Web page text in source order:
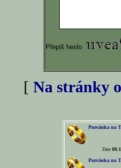
Přepiš heslo
[ Na stránky
Pozvánka na
Dne
Pozvánka na